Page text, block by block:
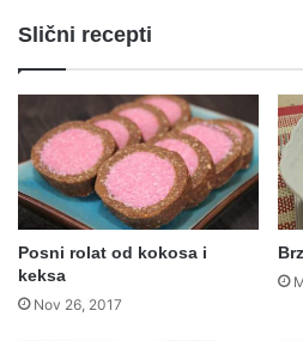
Slični recepti
Posni rolat od kokosa i
keksa
Nov 26, 2017